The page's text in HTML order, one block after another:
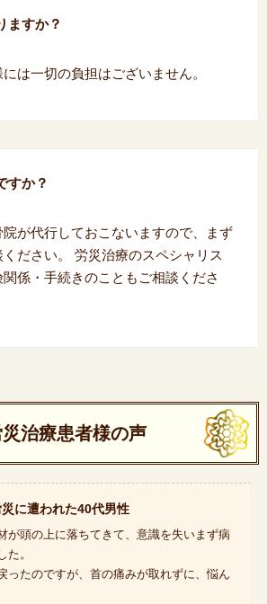
ますか？
は一切の負担はございません。
すか？
が代行しておこないますので、まず
ださい。 労災治療のスペシャリス
関係・手続きのこともご相談くださ
治療患者様の声
に遭われた40代男性
が頭の上に落ちてきて、意識を失いまず病
た。
ったのですが、首の痛みが取れずに、悩ん